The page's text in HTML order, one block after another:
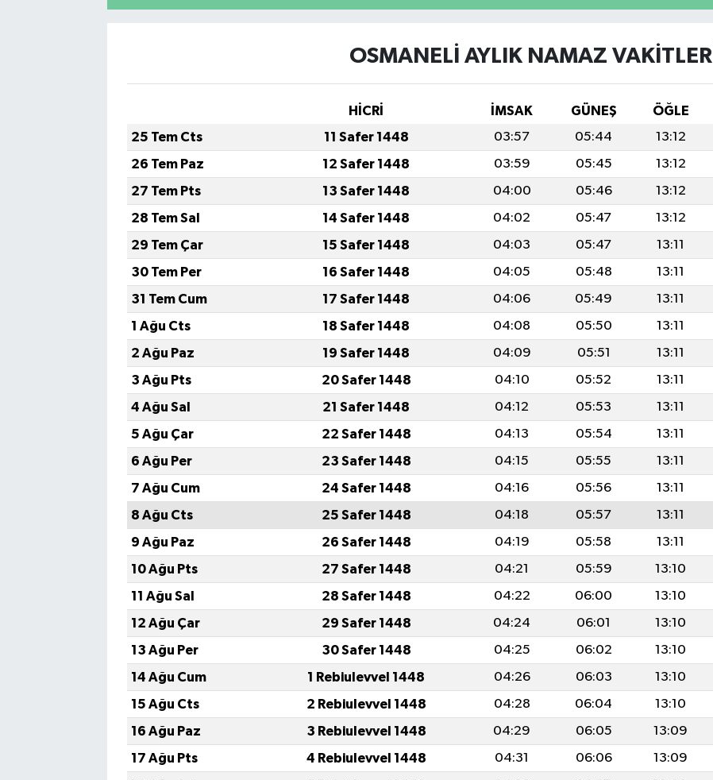
OSMANELİ AYLIK NAMAZ VAKITLERI
HİCRİ İMSAK GÜNEŞ ÖĞLE
25 Tem Cts
11 Safer 1448 03:57 05:44 13:12
26 Tem Paz
12 Safer 1448 03:59 05:45 13:12
27 Tem Pts
13 Safer 1448 04:00 05:46 13:12
28 Tem Sal
14 Safer 1448 04:02 05:47 13:12
29 Tem Çar
15 Safer 1448 04:03 05:47 13:11
30 Tem Per
16 Safer 1448 04:05 05:48 13:11
31 Tem Cum
17 Safer 1448 04:06 05:49 13:11
1 Ağu Cts
18 Safer 1448 04:08 05:50 13:11
2 Ağu Paz
19 Safer 1448 04:09 05:51 13:11
3 Ağu Pts
20 Safer 1448 04:10 05:52 13:11
4 Ağu Sal
21 Safer 1448 04:12 05:53 13:11
5 Ağu Çar
22 Safer 1448 04:13 05:54 13:11
6 Ağu Per
23 Safer 1448 04:15 05:55 13:11
7 Ağu Cum
24 Safer 1448 04:16 05:56 13:11
8 Ağu Cts
25 Safer 1448 04:18 05:57 13:11
9 Ağu Paz
26 Safer 1448 04:19 05:58 13:11
10 Ağu Pts
27 Safer 1448 04:21 05:59 13:10
11 Ağu Sal
28 Safer 1448 04:22 06:00 13:10
12 Ağu Çar
29 Safer 1448 04:24 06:01 13:10
13 Ağu Per
30 Safer 1448 04:25 06:02 13:10
14 Ağu Cum
1 Rebiulevvel 1448 04:26 06:03 13:10
15 Ağu Cts
2 Rebiulevvel 1448 04:28 06:04 13:10
16 Ağu Paz
3 Rebiulevvel 1448 04:29 06:05 13:09
17 Ağu Pts
4 Rebiulevvel 1448 04:31 06:06 13:09